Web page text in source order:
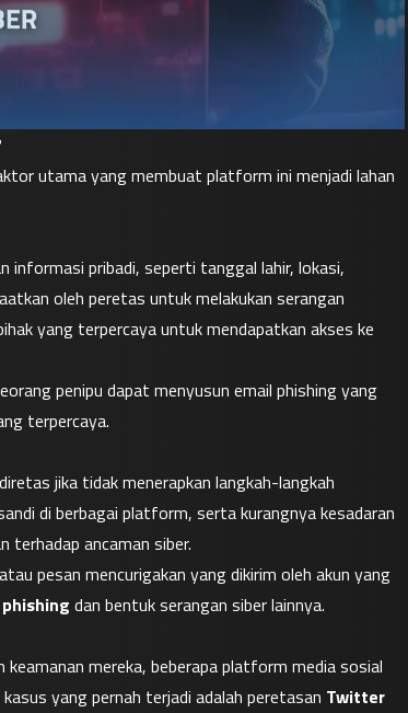
utama yang membuat platform ini menjadi lahan
informasi pribadi, seperti tanggal lahir, lokasi,
oleh peretas untuk melakukan serangan
yang terpercaya untuk mendapatkan akses ke
penipu dapat menyusun email phishing yang
terpercaya.
jika tidak menerapkan langkah-langkah
di berbagai platform, serta kurangnya kesadaran
terhadap ancaman siber.
pesan mencurigakan yang dikirim oleh akun yang
phishing dan bentuk serangan siber lainnya.
mereka, beberapa platform media sosial
yang pernah terjadi adalah peretasan Twitter